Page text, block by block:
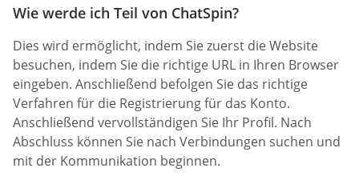
Wie werde ich Teil von ChatSpin?
Dies wird ermöglicht, indem Sie zuerst die Website
besuchen, indem Sie die richtige URL in Ihren Browser
eingeben. Anschließend befolgen Sie das richtige
Verfahren für die Registrierung für das Konto.
Anschließend vervollständigen Sie Ihr Profil. Nach
Abschluss können Sie nach Verbindungen suchen und
mit der Kommunikation beginnen.